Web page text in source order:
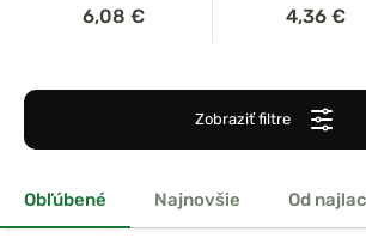
6,08 € 4,36 €
Zobraziť filtre
Obľúbené Najnovšie Od